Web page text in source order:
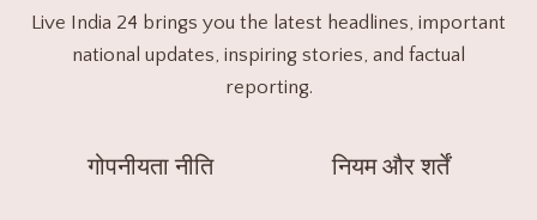
Live India 24 brings you the latest headlines, important
national updates, inspiring stories, and factual
reporting.
गोपनीयता नीति नियम और शर्तें